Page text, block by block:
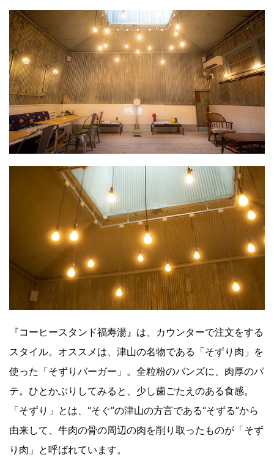
『コーヒースタンド福寿湯』は、カウンターで注文をする
スタイル。オススメは、津山の名物である「そずり肉」を
使った「そずりバーガー」。全粒粉のバンズに、肉厚のパ
テ。ひとかぶりしてみると、少し歯ごたえのある食感。
「そずり」とは、“そぐ”の津山の方言である“そずる”から
由来して、牛肉の骨の周辺の肉を削り取ったものが「そず
り肉」と呼ばれています。